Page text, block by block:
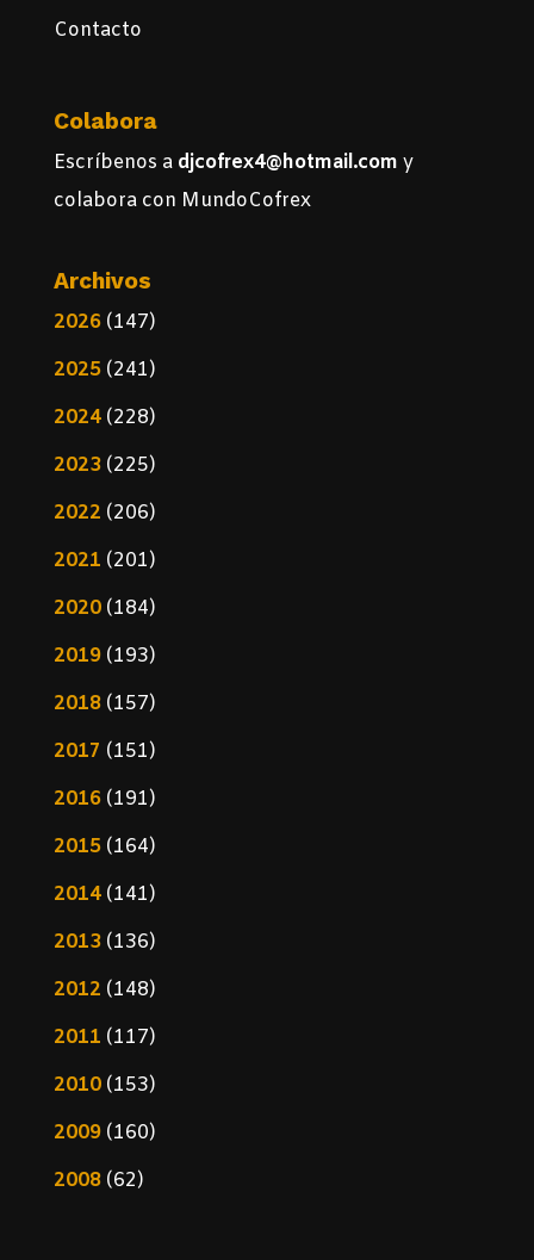
Contacto
Colabora
Escríbenos a djcofrex4@hotmail.com y
colabora con MundoCofrex
Archivos
2026(147)
2025(241)
2024(228)
2023(225)
2022 (206)
2021 (201)
2020(184)
2019(193)
2018(157)
2017 (151)
2016(191)
2015(164)
2014(141)
2013(136)
2012 (148)
2011 (117)
2010(153)
2009(160)
2008(62)